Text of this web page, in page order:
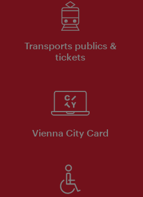
Transports publics &
tickets
Vienna City Card